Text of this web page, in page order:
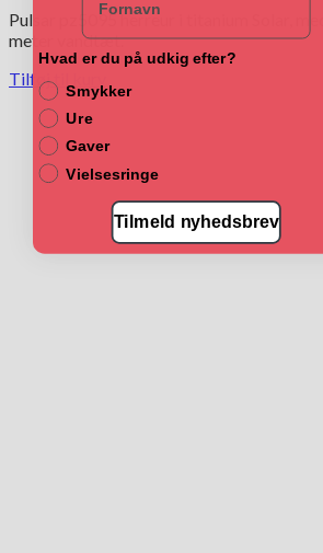
Pulsar pz5095 herreur i titanium Solar,
meter vandtæt.
Tilføj til kurv
Hvad er du på udkig efter?
Smykker
Ure
Gaver
Vielsesringe
Tilmeld nyhedsbrev